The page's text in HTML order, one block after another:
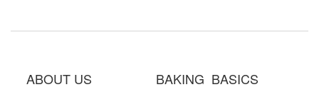
ABOUT US BAKING BASICS